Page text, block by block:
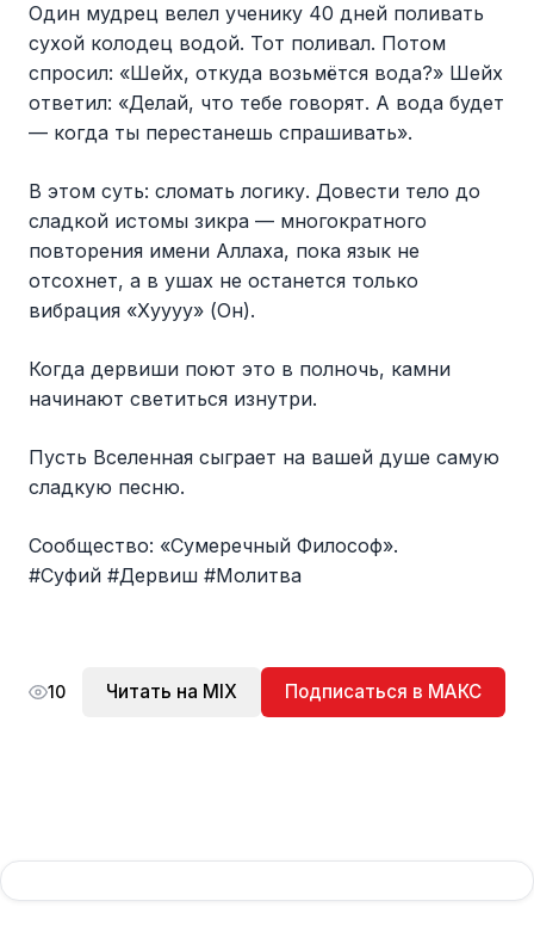
Один мудрец велел ученику 40 дней поливать
сухой колодец водой. Тот поливал. Потом
спросил: «Шейх, откуда возьмётся вода?» Шейх
ответил: «Делай, что тебе говорят. А вода будет
— когда ты перестанешь спрашивать».
В этом суть: сломать логику. Довести тело до
сладкой истомы зикра — многократного
повторения имени Аллаха, пока язык не
отсохнет, а в ушах не останется только
вибрация «Хуууу» (Он).
Когда дервиши поют это в полночь, камни
начинают светиться изнутри.
Пусть Вселенная сыграет на вашей душе самую
сладкую песню.
Сообщество: «Сумеречный Философ».
#Суфий #Дервиш #Молитва
10 Читать на MIX Подписаться в МАКС